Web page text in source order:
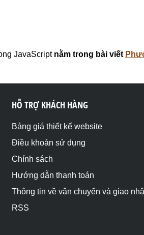
JavaScript nằm trong bài viết
HỖ TRỢ KHÁCH HÀNG
Bảng giá thiết kế website
Điều khoản sử dụng
Chính sách
Hướng dẫn thanh toán
Thông tin về vận chuyển và giao
RSS